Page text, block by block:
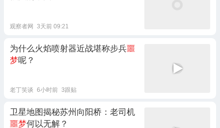
观察者网 3天前 09:21
为什么火焰喷射器近战堪称步兵噩
梦呢？
老丁笑谈 6小时前 3跟贴
卫星地图揭秘苏州向阳桥：老司机
噩梦何以无解？